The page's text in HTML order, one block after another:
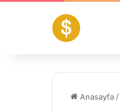
Anasayfa /